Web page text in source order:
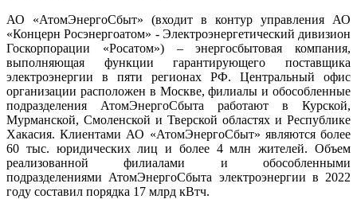
АО «АтомЭнергоСбыт» (входит в контур управления АО
«Концерн Росэнергоатом» - Электроэнергетический дивизион
Госкорпорации «Росатом») – энергосбытовая компания,
выполняющая функции гарантирующего поставщика
электроэнергии в пяти регионах РФ. Центральный офис
организации расположен в Москве, филиалы и обособленные
подразделения АтомЭнергоСбыта работают в Курской,
Мурманской, Смоленской и Тверской областях и Республике
Хакасия. Клиентами АО «АтомЭнергоСбыт» являются более
60 тыс. юридических лиц и более 4 млн жителей. Объем
реализованной филиалами и обособленными
подразделениями АтомЭнергоСбыта электроэнергии в 2022
году составил порядка 17 млрд кВтч.